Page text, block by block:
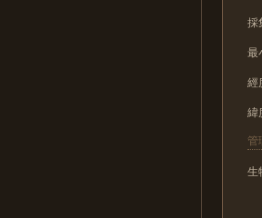
採
最
經
緯
管
生